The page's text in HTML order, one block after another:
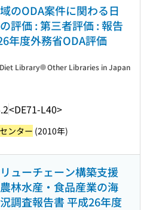
のODA案件に関わる日
評価 : 第三者評価 : 報告
年度外務省ODA評価
<DE71-L40>
Library Other Libraries in Japan
ンター (2010年)
ューチェーン構築支援
林水産・食品産業の海
調査報告書 平成26年度